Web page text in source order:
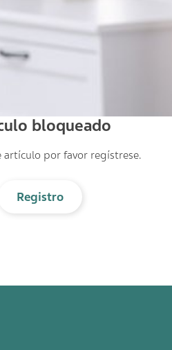
bloqueado
artículo por favor regístrese.
Registro